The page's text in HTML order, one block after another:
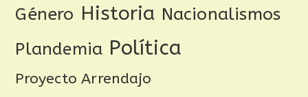
Género Historia Nacionalismos
Plandemia Política
Proyecto Arrendajo